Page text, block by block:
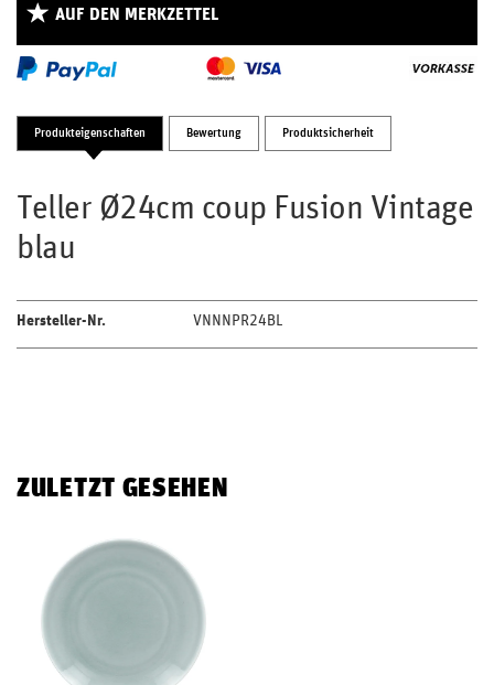
AUF DEN MERKZETTEL
Produkteigenschaften Bewertung Produktsicherheit
Teller Ø24cm coup Fusion Vintage
blau
Hersteller-Nr. VNNNPR24BL
ZULETZT GESEHEN